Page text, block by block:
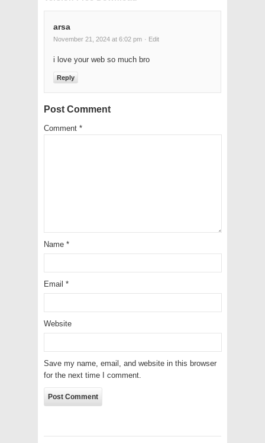
arsa
November 21, 2024 at 6:02 pm · Edit
i love your web so much bro
Reply
Post Comment
Comment *
Name *
Email *
Website
Save my name, email, and website in this browser
for the next time I comment.